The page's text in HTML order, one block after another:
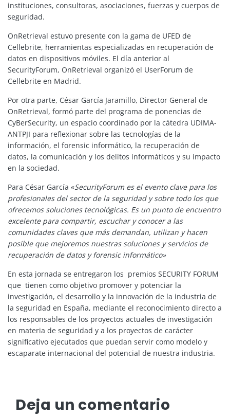
instituciones, consultoras, asociaciones, fuerzas y cuerpos de
seguridad.
OnRetrieval estuvo presente con la gama de UFED de
Cellebrite, herramientas especializadas en recuperación de
datos en dispositivos móviles. El día anterior al
SecurityForum, OnRetrieval organizó el UserForum de
Cellebrite en Madrid.
Por otra parte, César García Jaramillo, Director General de
OnRetrieval, formó parte del programa de ponencias de
CyBerSecurity, un espacio coordinado por la cátedra UDIMA-
ANTPJI para reflexionar sobre las tecnologías de la
información, el forensic informático, la recuperación de
datos, la comunicación y los delitos informáticos y su impacto
en la sociedad.
Para César García «SecurityForum es el evento clave para los
profesionales del sector de la seguridad y sobre todo los que
ofrecemos soluciones tecnológicas. Es un punto de encuentro
excelente para compartir, escuchar y conocer a las
comunidades claves que más demandan, utilizan y hacen
posible que mejoremos nuestras soluciones y servicios de
recuperación de datos y forensic informático»
En esta jornada se entregaron los premios SECURITY FORUM
que tienen como objetivo promover y potenciar la
investigación, el desarrollo y la innovación de la industria de
la seguridad en España, mediante el reconocimiento directo a
los responsables de los proyectos actuales de investigación
en materia de seguridad y a los proyectos de carácter
significativo ejecutados que puedan servir como modelo y
escaparate internacional del potencial de nuestra industria.
Deja un comentario